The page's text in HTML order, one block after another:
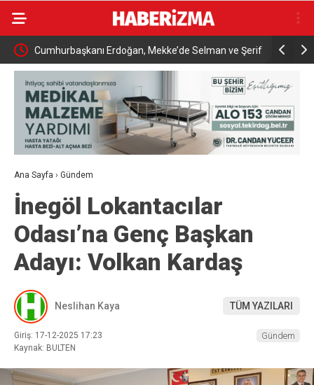
ve Şerif YENİ Parti’den Açıklama: “232 Belediye Başkanı
CHP’den İstifa Etti, Ay Sonunda 300’ü Geçebilir”
Ana Sayfa › Gündem
İnegöl Lokantacılar
Odası’na Genç Başkan
Adayı: Volkan Kardaş
Neslihan Kaya TÜM YAZILARI
Giriş: 17-12-2025 17:23
Kaynak: BULTEN
Gündem